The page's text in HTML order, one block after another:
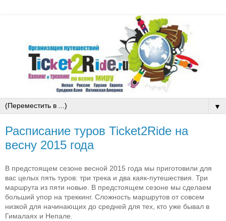
▼
Расписание туров Ticket2Ride на
весну 2015 года
В предстоящем сезоне весной 2015 года мы приготовили для
вас целых пять туров: три трека и два каяк-путешествия. Три
маршрута из пяти новые. В предстоящем сезоне мы сделаем
больший упор на треккинг. Сложность маршрутов от совсем
низкой для начинающих до средней для тех, кто уже бывал в
Гималаях и Непале.